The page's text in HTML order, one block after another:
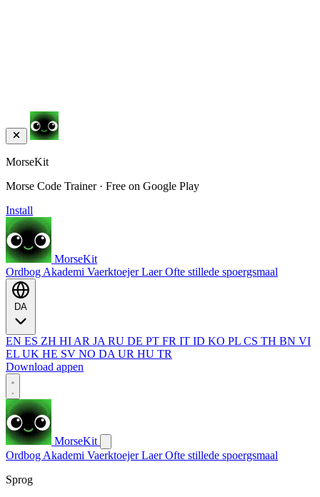
MorseKit
Morse Code Trainer · Free on Google Play
Install
MorseKit
Ordbog Akademi VaerktoejerLaerOfte stillede spoergsmaal
EN ES ZH HI AR JA RU DE PT FR IT ID KO PL CS TH BN VI
EL UK HE SV NO DA UR HU TR
Download appen
MorseKit
Ordbog Akademi VaerktoejerLaerOfte stillede spoergsmaal
Sprog